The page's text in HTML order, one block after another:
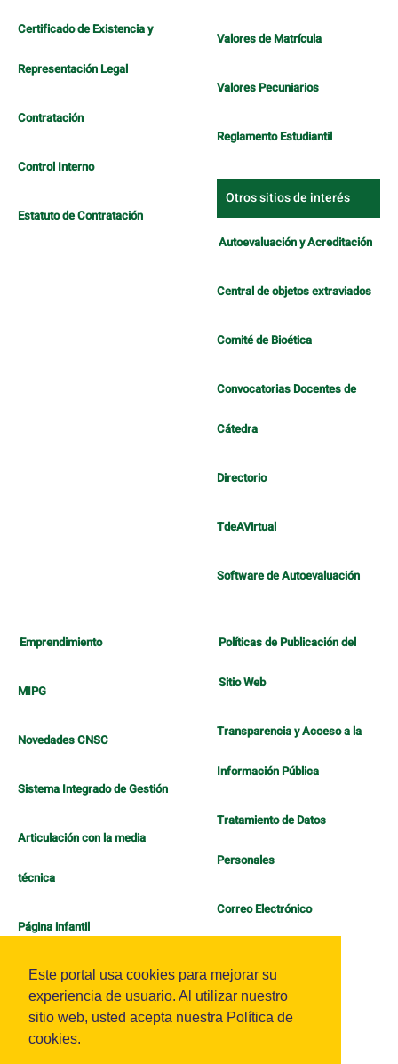
Este portal usa cookies para mejorar su
experiencia de usuario. Al utilizar nuestro
sitio web, usted acepta nuestra Política de
cookies.
Certificado de Existencia y
Representación Legal
Contratación
Control Interno
Estatuto de Contratación
Valores de Matrícula
Valores Pecuniarios
Reglamento Estudiantil
Otros sitios de interés
Autoevaluación y Acreditación
Central de objetos extraviados
Comité de Bioética
Convocatorias Docentes de
Cátedra
Directorio
TdeAVirtual
Software de Autoevaluación
Emprendimiento
MIPG
Novedades CNSC
Sistema Integrado de Gestión
Articulación con la media
técnica
Página infantil
Políticas de Publicación del
Sitio Web
Transparencia y Acceso a la
Información Pública
Tratamiento de Datos
Personales
Correo Electrónico